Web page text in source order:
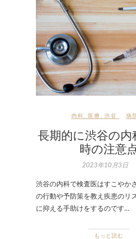
内科 医療 渋谷 病
長期的に渋谷の内
時の注意
2023年10月3日
渋谷の内科で検査医はすこやか
の行動や予防策を教え疾患のリ
に抑える手助けをするのです…
もっと読む